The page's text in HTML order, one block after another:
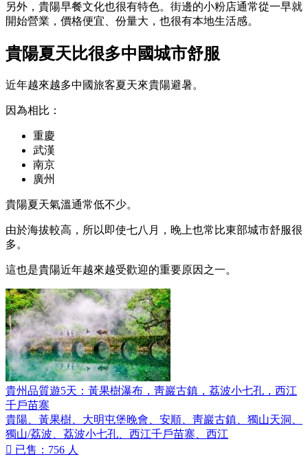
另外，貴陽早餐文化也很有特色。街邊的小粉店通常從一早就
開始營業，價格便宜、份量大，也很有本地生活感。
貴陽夏天比很多中國城市舒服
近年越來越多中國旅客夏天來貴陽避暑。
因為相比：
重慶
武漢
南京
廣州
貴陽夏天氣溫通常低不少。
由於海拔較高，所以即使七八月，晚上也常比東部城市舒服很
多。
這也是貴陽近年越來越受歡迎的重要原因之一。
貴州品質遊5天：黃果樹瀑布，靑巖古鎮，荔波小七孔，西江
千戶苗寨
貴陽、黃果樹、大明屯堡晚會、安順、靑巖古鎮、獨山天洞、
獨山/荔波、荔波小七孔、西江千戶苗寨、西江
 已售：756 人